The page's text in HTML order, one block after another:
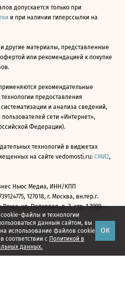
файлы и технологии
данным сайтом, вы
на использование файлов cookie
соответствии с Политикой в
данных.
ОК
допускается только при
и при наличии гиперссылки на
другие материалы, представленные
или рекомендацией к покупке
рекомендательные
предоставления
и анализа сведений,
сети «Интернет»,
Федерации).
технологий в виджетах
на сайте vedomosti.ru: СМИ2,
Ньюс Медиа, ИНН/КПП
127018, г. Москва, вн.тер.г.
ул. Полковая, д. 3, стр. 1 1999—